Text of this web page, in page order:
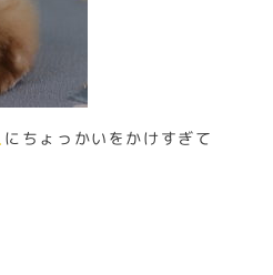
にちょっかいをかけすぎて